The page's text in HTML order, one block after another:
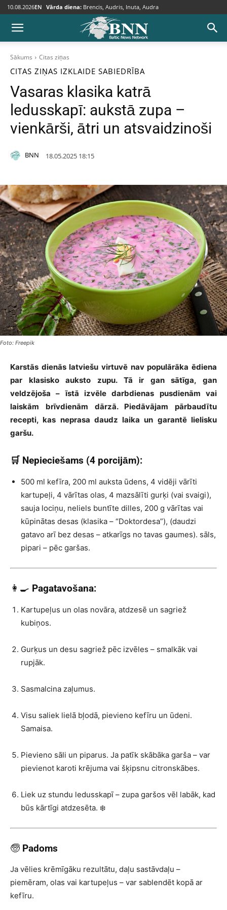
10.08.2026EN Vārda diena: Brencis, Audris, Inuta, Audra
Sākums Citas ziņas
CITAS ZIŅAS IZKLAIDE SABIEDRĪBA
Vasaras klasika katrā
ledusskapī: aukstā zupa –
vienkārši, ātri un atsvaidzinoši
BNN 18.05.2025 18:15
Foto: Freepik
Karstās dienās latviešu virtuvē nav populārāka ēdiena
par klasisko auksto zupu. Tā ir gan sātīga, gan
veldzējoša – īstā izvēle darbdienas pusdienām vai
laiskām brīvdienām dārzā. Piedāvājam pārbaudītu
recepti, kas neprasa daudz laika un garantē lielisku
garšu.
🛒 Nepieciešams (4 porcijām):
500 ml kefīra, 200 ml auksta ūdens, 4 vidēji vārīti
kartupeļi, 4 vārītas olas, 4 mazsālīti gurķi (vai svaigi),
sauja lociņu, neliels buntīte dilles, 200 g vārītas vai
kūpinātas desas (klasika – “Doktordesa”), (daudzi
gatavo arī bez desas – atkarīgs no tavas gaumes). sāls,
pipari – pēc garšas.
👩‍🍳 Pagatavošana:
Kartupeļus un olas novāra, atdzesē un sagriež
kubiņos.
Gurķus un desu sagriež pēc izvēles – smalkāk vai
rupjāk.
Sasmalcina zaļumus.
Visu saliek lielā bļodā, pievieno kefīru un ūdeni.
Samaisa.
Pievieno sāli un piparus. Ja patīk skābāka garša – var
pievienot karoti krējuma vai šķipsnu citronskābes.
Liek uz stundu ledusskapī – zupa garšos vēl labāk, kad
būs kārtīgi atdzesēta. ❄️
🧓 Padoms
Ja vēlies krēmīgāku rezultātu, daļu sastāvdaļu –
piemēram, olas vai kartupeļus – var sablendēt kopā ar
kefīru.